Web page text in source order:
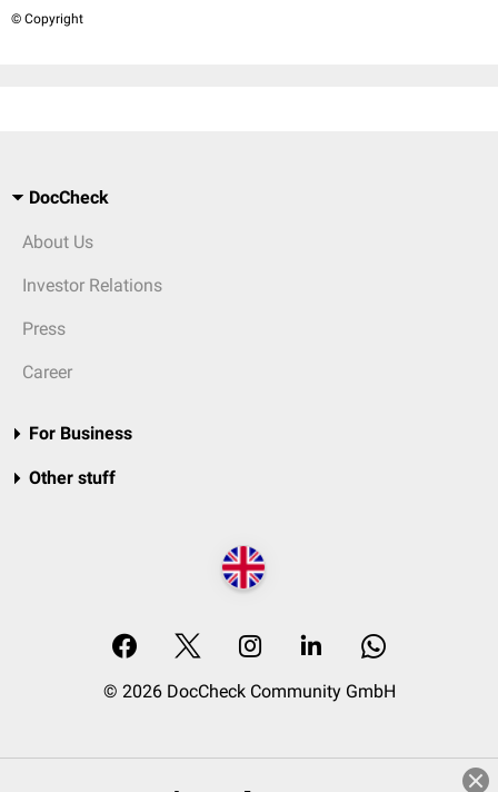
© Copyright
DocCheck
About Us
Investor Relations
Press
Career
For Business
Other stuff
© 2026 DocCheck Community GmbH